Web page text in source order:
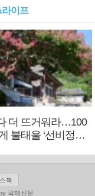
이프
더 뜨거워라…100
불태울 ‘선비정신’
북
국제신문